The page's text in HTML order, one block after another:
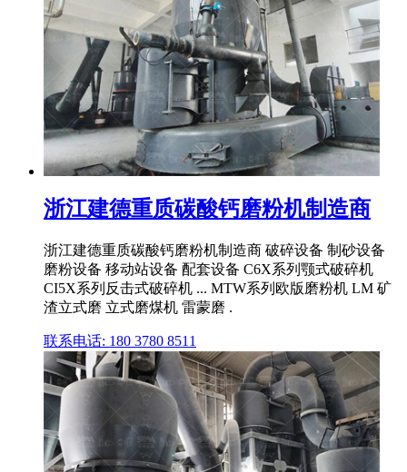
浙江建德重质碳酸钙磨粉机制造商
浙江建德重质碳酸钙磨粉机制造商 破碎设备 制砂设备
磨粉设备 移动站设备 配套设备 C6X系列颚式破碎机
CI5X系列反击式破碎机 ... MTW系列欧版磨粉机 LM 矿
渣立式磨 立式磨煤机 雷蒙磨 .
联系电话: 180 3780 8511